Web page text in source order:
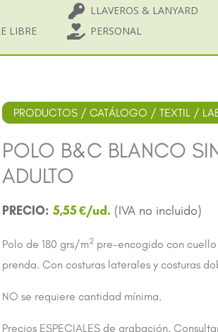
LIBRE
LLAVEROS & LANYARD
PERSONAL
PRODUCTOS / CATÁLOGO / TEXTIL /
POLO B&C BLANCO
ADULTO
5,55€
Polo de 180 grs/m2 pre-encogido con
prenda. Con costuras laterales y costuras
NO se requiere cantidad mínima.
Precios ESPECIALES de grabación.